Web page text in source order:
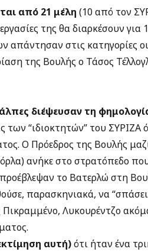
από 21 μέλη (10 από τον
της θα διαρκέσουν για
απάντησαν στις κατηγορίες
της Βουλής ο Τάσος
διέψευσαν τη
“ιδιοκτητών” του ΣΥΡΙΖΑ
Ο Πρόεδρος της Βουλής μαζί
ανήκε στο στρατόπεδο που
το Βατερλώ στη
παρασκηνιακά, να
Λυκουρέντζο
αυτή)ότι ήταν ένα